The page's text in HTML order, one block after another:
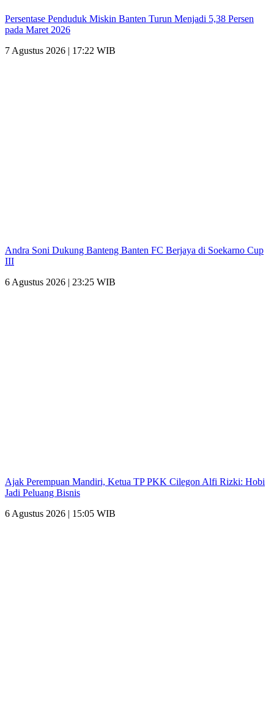
Persentase Penduduk Miskin Banten Turun Menjadi 5,38 Persen
pada Maret 2026
7 Agustus 2026 | 17:22 WIB
Andra Soni Dukung Banteng Banten FC Berjaya di Soekarno Cup
III
6 Agustus 2026 | 23:25 WIB
Ajak Perempuan Mandiri, Ketua TP PKK Cilegon Alfi Rizki: Hobi
Jadi Peluang Bisnis
6 Agustus 2026 | 15:05 WIB